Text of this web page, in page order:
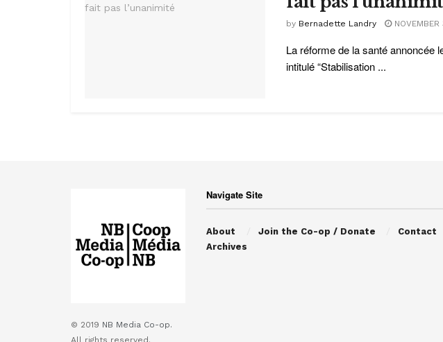
by Bernadette Landry NOVEMBER
La réforme de la santé annoncée
intitulé “Stabilisation ...
© 2019 NB Media Co-op.
All rights reserved.
Navigate Site
About Join the Co-op / Donate Contact
Archives